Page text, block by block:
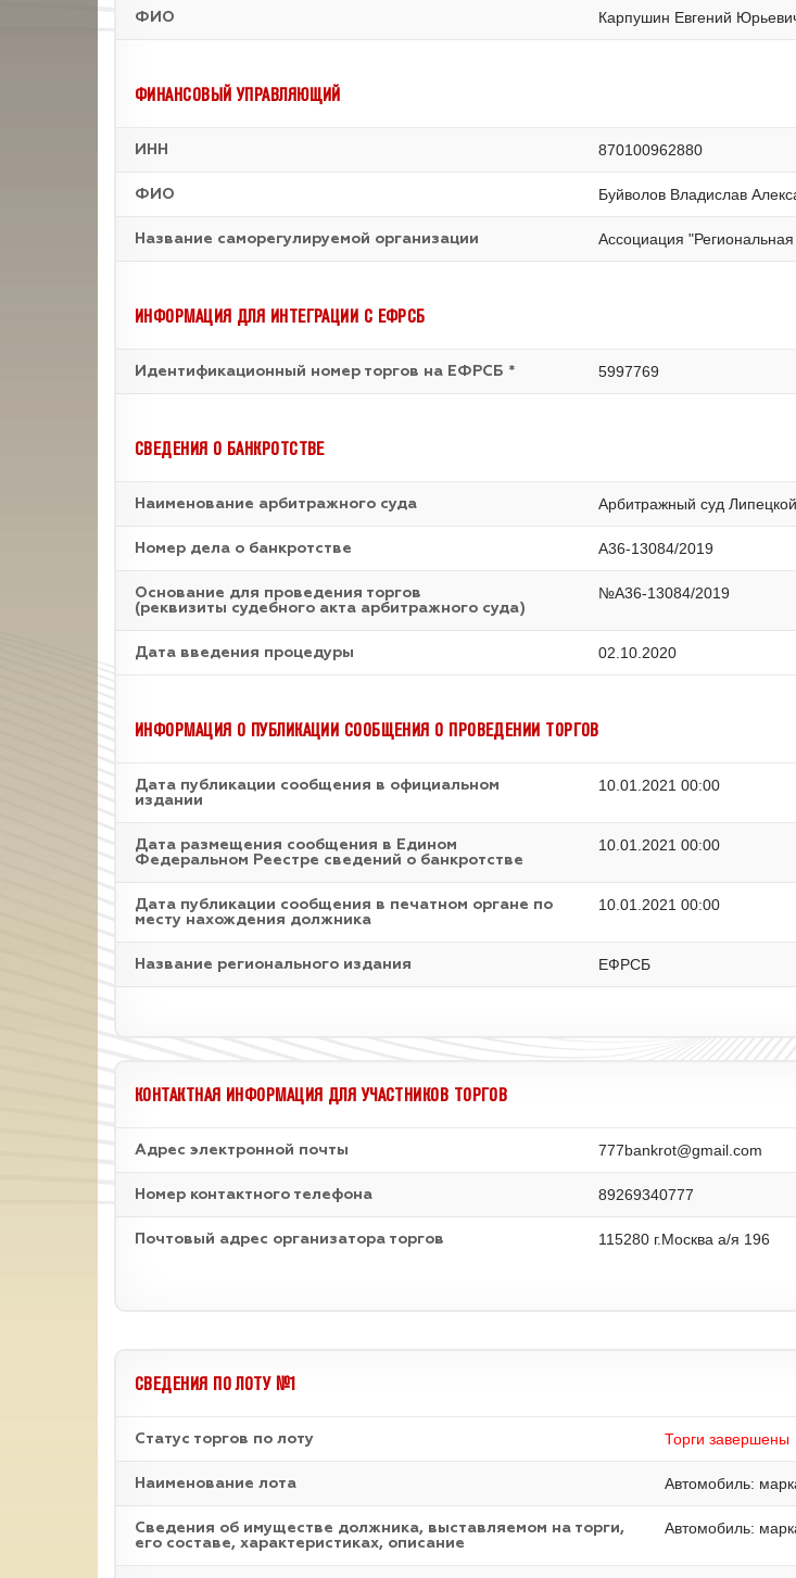
ФИО Карпушин Евгений
ФИНАНСОВЫЙ УПРАВЛЯЮЩИЙ
ИНН 870100962880
ФИО Буйволов Владислав
Название саморегулируемой организации Ассоциация
ИНФОРМАЦИЯ ДЛЯ ИНТЕГРАЦИИ С ЕФРСБ
Идентификационный номер торгов на ЕФРСБ * 5997769
СВЕДЕНИЯ О БАНКРОТСТВЕ
Наименование арбитражного суда Арбитражный суд
Номер дела о банкротстве А36-13084/2019
Основание для проведения торгов
(реквизиты судебного акта арбитражного суда)
№А36-13084/2019
Дата введения процедуры 02.10.2020
ИНФОРМАЦИЯ О ПУБЛИКАЦИИ СООБЩЕНИЯ О ПРОВЕДЕНИИ ТОРГОВ
Дата публикации сообщения в официальном
издании
10.01.2021 00:00
Дата размещения сообщения в Едином
Федеральном Реестре сведений о банкротстве
10.01.2021 00:00
Дата публикации сообщения в печатном органе по
месту нахождения должника
10.01.2021 00:00
Название регионального издания ЕФРСБ
КОНТАКТНАЯ ИНФОРМАЦИЯ ДЛЯ УЧАСТНИКОВ ТОРГОВ
Адрес электронной почты 777bankrot@gmail.com
Номер контактного телефона 89269340777
Почтовый адрес организатора торгов 115280 г.Москва а/я 196
СВЕДЕНИЯ ПО ЛОТУ №1
Статус торгов по лоту Торги завершены
Наименование лота Автомобиль:
Cведения об имуществе должника, выставляемом на торги,
его составе, характеристиках, описание
Автомобиль: